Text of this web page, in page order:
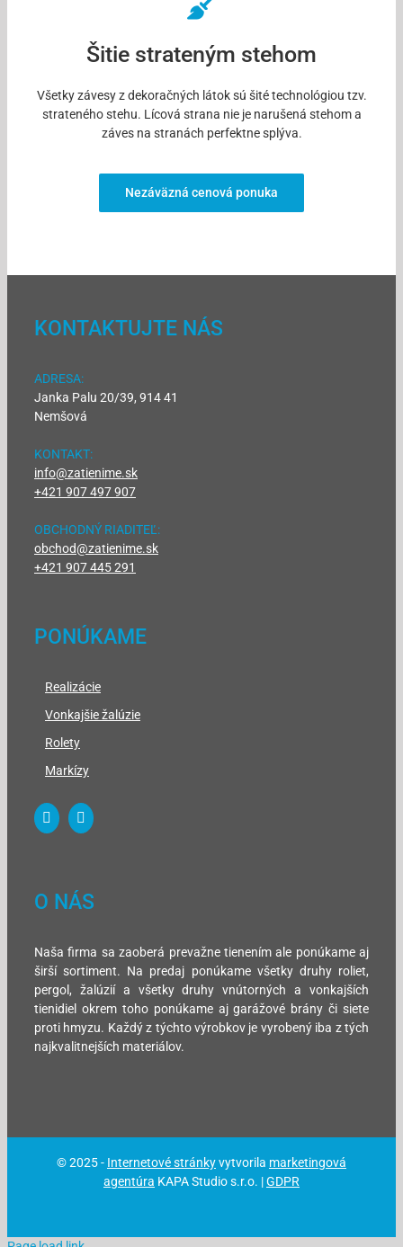
Šitie strateným stehom
Všetky závesy z dekoračných látok sú šité technológiou tzv.
strateného stehu. Lícová strana nie je narušená stehom a
záves na stranách perfektne splýva.
Nezáväzná cenová ponuka
KONTAKTUJTE NÁS
ADRESA:
Janka Palu 20/39, 914 41
Nemšová
KONTAKT:
info@zatienime.sk
+421 907 497 907
OBCHODNÝ RIADITEĽ:
obchod@zatienime.sk
+421 907 445 291
PONÚKAME
Realizácie
Vonkajšie žalúzie
Rolety
Markízy
O NÁS
Naša firma sa zaoberá prevažne tienením ale ponúkame aj
širší sortiment. Na predaj ponúkame všetky druhy roliet,
pergol, žalúzií a všetky druhy vnútorných a vonkajších
tienidiel okrem toho ponúkame aj garážové brány či siete
proti hmyzu. Každý z týchto výrobkov je vyrobený iba z tých
najkvalitnejších materiálov.
© 2025 - Internetové stránkyvytvorila marketingová
agentúra KAPA Studio s.r.o. |GDPR